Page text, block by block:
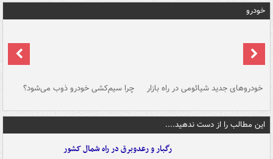
خودرو
خودروهای جدید شیائومی در راه بازار چرا سیم‌کشی خودرو ذوب می‌شود؟
این مطالب را از دست ندهید....
رگبار و رعدوبرق در راه شمال کشور